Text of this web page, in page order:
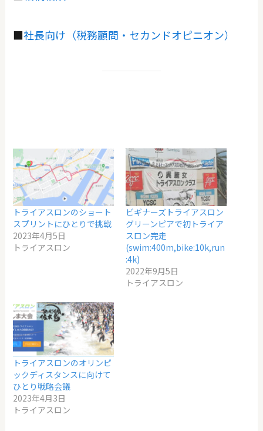
■社長向け（税務顧問・セカンドオピニオン）
トライアスロンのショート
スプリントにひとりで挑戦
2023年4月5日
トライアスロン
ビギナーズトライアスロン
グリーンピアで初トライア
スロン完走
(swim:400m,bike:10k,run
:4k)
2022年9月5日
トライアスロン
トライアスロンのオリンピ
ックディスタンスに向けて
ひとり戦略会議
2023年4月3日
トライアスロン